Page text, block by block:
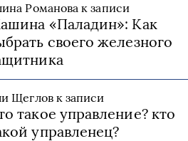
Романовак записи
«Паладин»: Как
своего железного
Щегловк записи
такое управление? кто
управленец?